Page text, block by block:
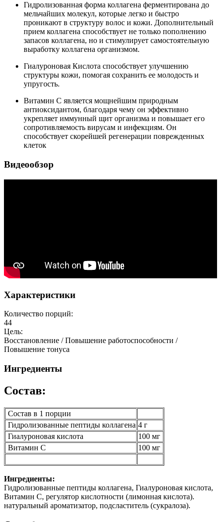
Гидролизованная форма коллагена ферментирована до
мельчайших молекул, которые легко и быстро
проникают в структуру волос и кожи. Дополнительный
прием коллагена способствует не только пополнению
запасов коллагена, но и стимулирует самостоятельную
выработку коллагена организмом.
Гиалуроновая Кислота способствует улучшению
структуры кожи, помогая сохранить ее молодость и
упругость.
Витамин С является мощнейшим природным
антиоксидантом, благодаря чему он эффективно
укрепляет иммунный щит организма и повышает его
сопротивляемость вирусам и инфекциям. Он
способствует скорейшей регенерации поврежденных
клеток
Видеообзор
Характеристики
Количество порций:
44
Цель:
Восстановление / Повышение работоспособности /
Повышение тонуса
Ингредиенты
Состав:
Состав в 1 порции
Гидролизованные пептиды коллагена 4 г
Гиалуроновая кислота
100 мг
Витамин С
100 мг
Ингредиенты:
Гидролизованные пептиды коллагена, Гиалуроновая кислота,
Витамин С, регулятор кислотности (лимонная кислота).
натуральный ароматизатор, подсластитель (сукралоза).